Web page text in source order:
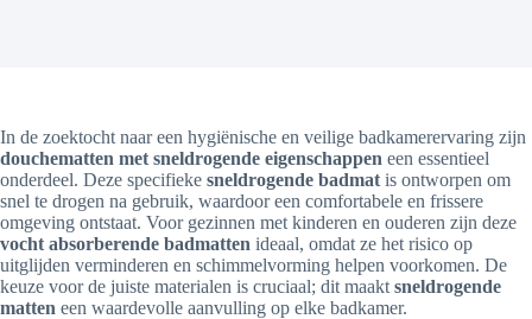
In de zoektocht naar een hygiënische en veilige badkamerervaring zijn
douchematten met sneldrogende eigenschappen een essentieel
onderdeel. Deze specifieke sneldrogende badmat is ontworpen om
snel te drogen na gebruik, waardoor een comfortabele en frissere
omgeving ontstaat. Voor gezinnen met kinderen en ouderen zijn deze
vocht absorberende badmatten ideaal, omdat ze het risico op
uitglijden verminderen en schimmelvorming helpen voorkomen. De
keuze voor de juiste materialen is cruciaal; dit maakt sneldrogende
matten een waardevolle aanvulling op elke badkamer.